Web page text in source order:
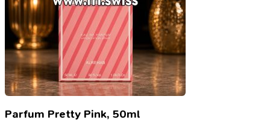
Parfum Pretty Pink, 50ml